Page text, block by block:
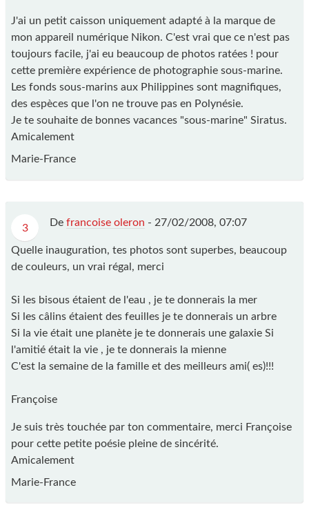
J'ai un petit caisson uniquement adapté à la marque de
mon appareil numérique Nikon. C'est vrai que ce n'est pas
toujours facile, j'ai eu beaucoup de photos ratées ! pour
cette première expérience de photographie sous-marine.
Les fonds sous-marins aux Philippines sont magnifiques,
des espèces que l'on ne trouve pas en Polynésie.
Je te souhaite de bonnes vacances "sous-marine" Siratus.
Amicalement
Marie-France
3 De francoise oleron - 27/02/2008, 07:07
Quelle inauguration, tes photos sont superbes, beaucoup
de couleurs, un vrai régal, merci
Si les bisous étaient de l'eau , je te donnerais la mer
Si les câlins étaient des feuilles je te donnerais un arbre
Si la vie était une planète je te donnerais une galaxie Si
l'amitié était la vie , je te donnerais la mienne
C'est la semaine de la famille et des meilleurs ami( es)!!!
Françoise
Je suis très touchée par ton commentaire, merci Françoise
pour cette petite poésie pleine de sincérité.
Amicalement
Marie-France